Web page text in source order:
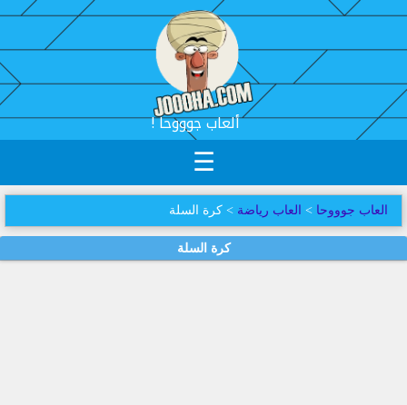
! ألعاب جوووحا
☰
العاب جوووحا > العاب رياضة > كرة السلة
كرة السلة